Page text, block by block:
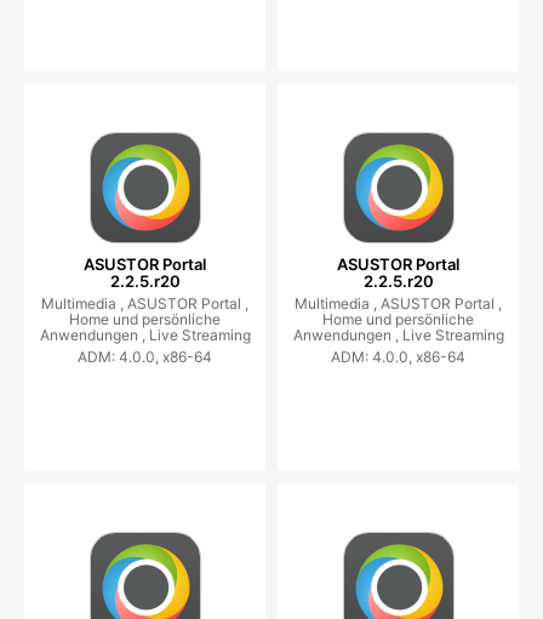
ASUSTOR Portal
2.2.5.r20
Multimedia , ASUSTOR Portal ,
Home und persönliche
Anwendungen , Live Streaming
ADM: 4.0.0, x86-64
ASUSTOR Portal
2.2.5.r20
Multimedia , ASUSTOR Portal ,
Home und persönliche
Anwendungen , Live Streaming
ADM: 4.0.0, x86-64